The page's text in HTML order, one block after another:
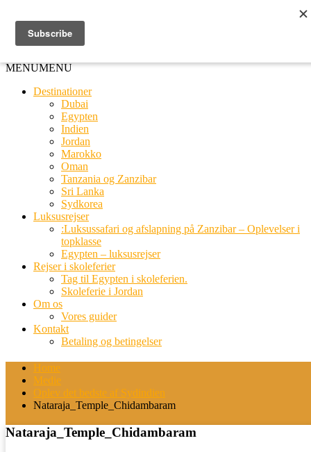
MENUMENU
Destinationer
Dubai
Egypten
Indien
Jordan
Marokko
Oman
Tanzania og Zanzibar
Sri Lanka
Sydkorea
Luksusrejser
:Luksussafari og afslapning på Zanzibar – Oplevelser i
topklasse
Egypten – luksusrejser
Rejser i skoleferier
Tag til Egypten i skoleferien.
Skoleferie i Jordan
Om os
Vores guider
Kontakt
Betaling og betingelser
Home
Medie
Oplev det bedste af Sydindien
Nataraja_Temple_Chidambaram
Nataraja_Temple_Chidambaram